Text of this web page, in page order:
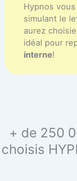
Hypnos vous
simulant le
aurez
idéal pour
interne!
+ de 250
choisis